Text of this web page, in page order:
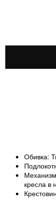
Обивка:
кресла в